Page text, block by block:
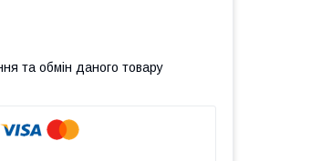
та обмін даного товару